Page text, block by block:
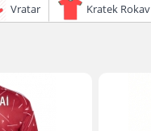
Vratar Kratek Rokav